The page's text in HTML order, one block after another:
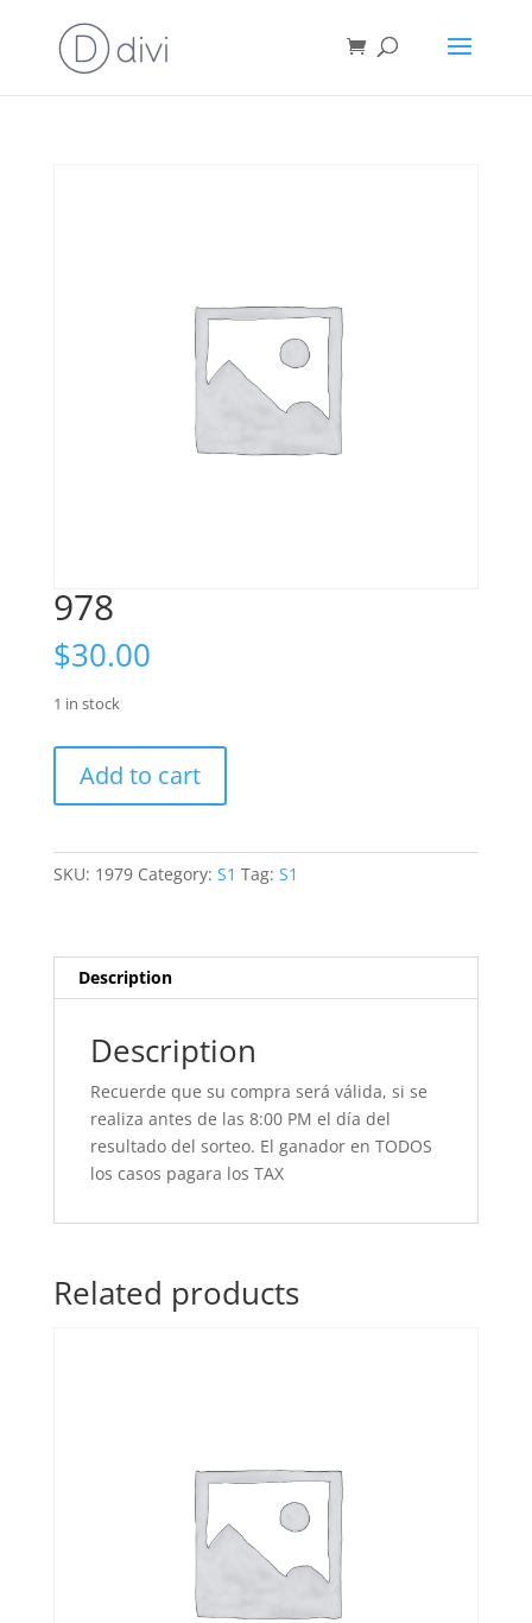
978
$30.00
1 in stock
quantity
Add to cart
SKU: 1979 Category: S1 Tag: S1
Description
Description
Recuerde que su compra será válida, si se
realiza antes de las 8:00 PM el día del
resultado del sorteo. El ganador en TODOS
los casos pagara los TAX
Related products